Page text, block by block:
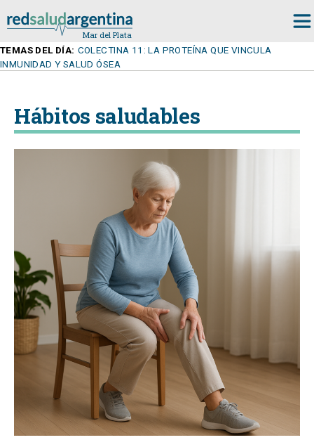
TEMAS DEL DÍA: COLECTINA 11: LA PROTEÍNA QUE VINCULA
INMUNIDAD Y SALUD ÓSEA
Hábitos saludables